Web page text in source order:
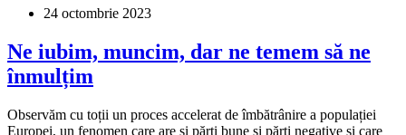
adevărat
tabu?
întâmplă
când
24 octombrie 2023
Ne iubim, muncim, dar ne temem să ne
înmulțim
Observăm cu toții un proces accelerat de îmbătrânire a populației
Europei, un fenomen care are și părți bune și părți negative și care